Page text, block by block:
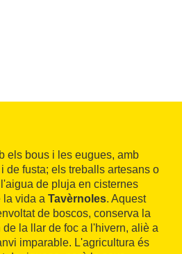
els bous i les eugues, amb
de fusta; els treballs artesans o
de pluja en cisternes
la vida a Tavèrnoles. Aquest
de boscos, conserva la
la llar de foc a l'hivern, aliè a
imparable. L'agricultura és